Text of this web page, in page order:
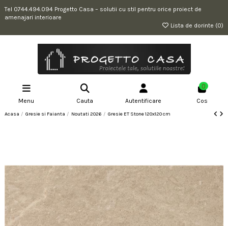
Tel 0744.494.094 Progetto Casa – solutii cu stil pentru orice proiect de
amenajari interioare
Lista de dorinte (0)
Menu Cauta Autentificare
0
Cos
Acasa Gresie si Faianta Noutati 2026 Gresie ET Stone 120x120 cm